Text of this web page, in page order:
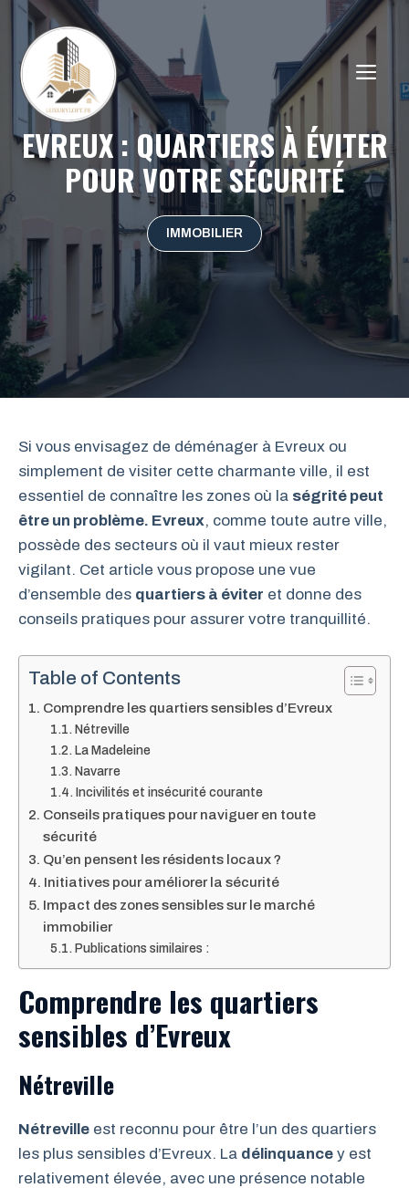
Aller
contenu
EVREUX : QUARTIERS À ÉVITER
POUR VOTRE SÉCURITÉ
IMMOBILIER
Si vous envisagez de déménager à Evreux ou
simplement de visiter cette charmante ville, il est
essentiel de connaître les zones où la ségrité peut
être un problème. Evreux, comme toute autre ville,
possède des secteurs où il vaut mieux rester
vigilant. Cet article vous propose une vue
d’ensemble des quartiers à éviter et donne des
conseils pratiques pour assurer votre tranquillité.
Table of Contents
Comprendre les quartiers sensibles d’Evreux
Nétreville
La Madeleine
Navarre
Incivilités et insécurité courante
Conseils pratiques pour naviguer en toute
sécurité
Qu’en pensent les résidents locaux ?
Initiatives pour améliorer la sécurité
Impact des zones sensibles sur le marché
immobilier
Publications similaires :
Comprendre les quartiers
sensibles d’Evreux
Nétreville
Nétreville est reconnu pour être l’un des quartiers
les plus sensibles d’Evreux. La délinquance y est
relativement élevée, avec une présence notable